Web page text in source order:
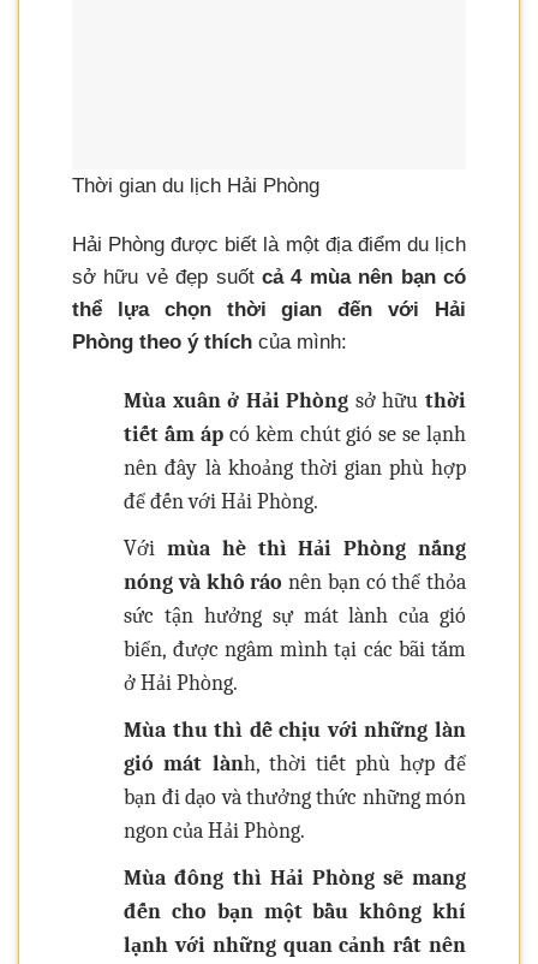
Thời gian du lịch Hải Phòng
Hải Phòng được biết là một địa điểm du lịch
sở hữu vẻ đẹp suốt cả 4 mùa nên bạn có
thể lựa chọn thời gian đến với Hải
Phòng theo ý thích của mình:
Mùa xuân ở Hải Phòng sở hữu thời
tiết ấm áp có kèm chút gió se se lạnh
nên đây là khoảng thời gian phù hợp
để đến với Hải Phòng.
Vớimùa hè thì Hải Phòng nắng
nóng và khô ráo nên bạn có thể thỏa
sức tận hưởng sự mát lành của gió
biển, được ngâm mình tại các bãi tắm
ở Hải Phòng.
Mùa thu thì dễ chịu với những làn
gió mát lành, thời tiết phù hợp để
bạn đi dạo và thưởng thức những món
ngon của Hải Phòng.
Mùa đông thì Hải Phòng sẽ mang
đến cho bạn một bầu không khí
lạnh với những quan cảnh rất nên